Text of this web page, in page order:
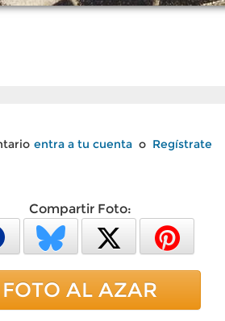
entra a tu cuenta o Regístrate
Compartir Foto:
FOTO AL AZAR